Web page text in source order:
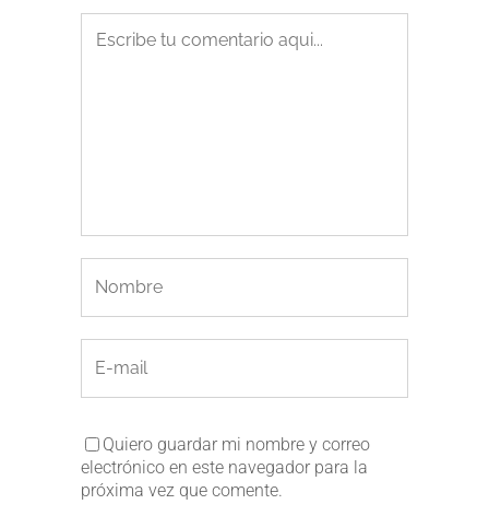
Quiero guardar mi nombre y correo
electrónico en este navegador para la
próxima vez que comente.